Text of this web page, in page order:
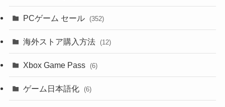
PCゲーム セール (352)
海外ストア購入方法 (12)
Xbox Game Pass (6)
ゲーム日本語化 (6)